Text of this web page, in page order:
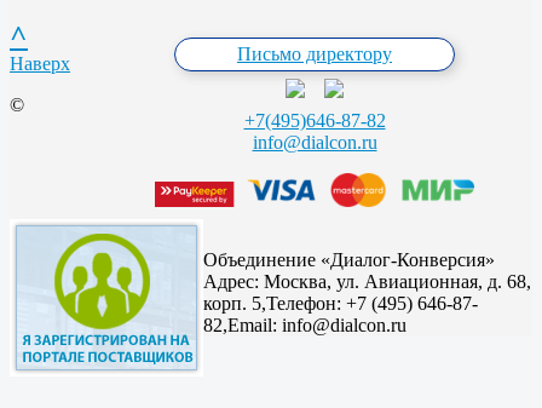
Письмо директору
+7(495)646-87-82
info@dialcon.ru
^
Наверх
©
Объединение «Диалог-Конверсия»
Адрес: Москва, ул. Авиационная, д. 68,
корп. 5,Телефон: +7 (495) 646-87-
82,Email: info@dialcon.ru